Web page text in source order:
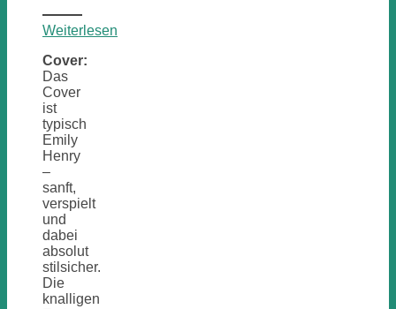
Weiterlesen
Cover:
Das
Cover
ist
typisch
Emily
Henry
–
sanft,
verspielt
und
dabei
absolut
stilsicher.
Die
knalligen